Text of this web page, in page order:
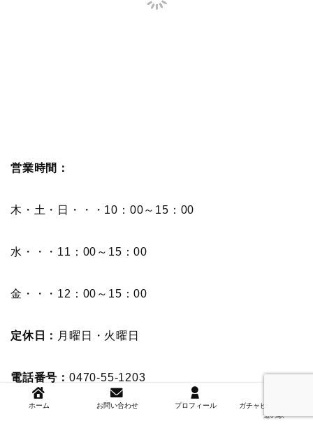
営業時間：
木・土・日・・・10：00～15：00
水・・・11：00～15：00
金・・・12：00～15：00
定休日： 月曜日・火曜日
電話番号： 0470-55-1203
ホーム お問い合わせ プロフィール
ガチャピンズラリー＆
道の駅